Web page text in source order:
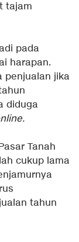
tajam
pada
harapan.
penjualan jika
diduga
Tanah
cukup lama
tahun